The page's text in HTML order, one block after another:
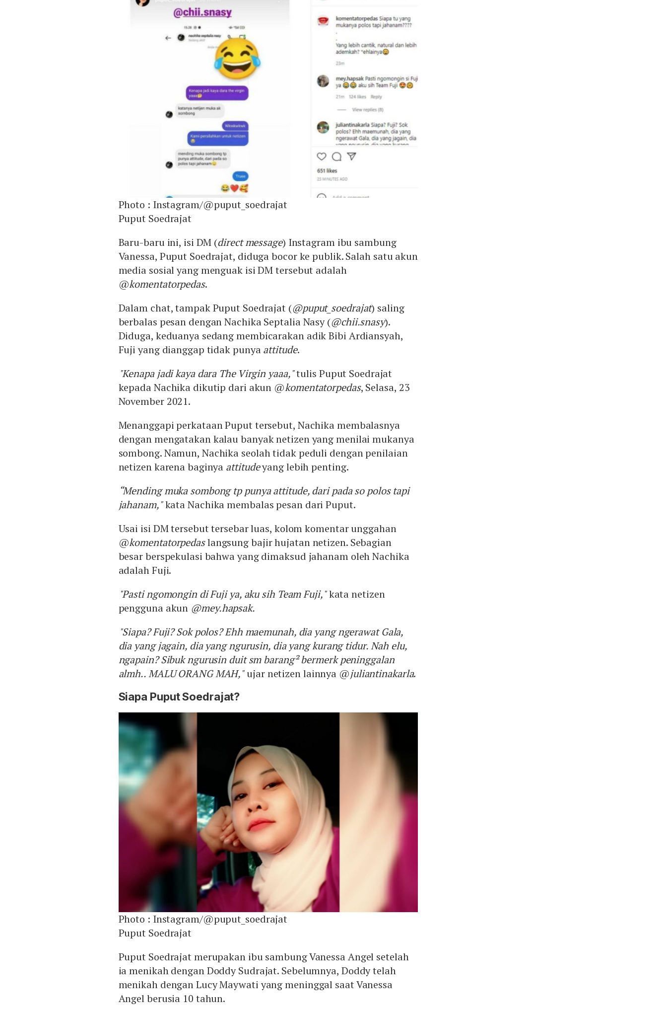
Photo : Instagram/@puput_soedrajat
Puput Soedrajat
Baru-baru ini, isi DM (direct message) Instagram ibu sambung
Vanessa, Puput Soedrajat, diduga bocor ke publik. Salah satu akun
media sosial yang menguak isi DM tersebut adalah
@komentatorpedas.
Dalam chat, tampak Puput Soedrajat (@puput_soedrajat) saling
berbalas pesan dengan Nachika Septalia Nasy (@chii.snasy).
Diduga, keduanya sedang membicarakan adik Bibi Ardiansyah,
Fuji yang dianggap tidak punyaattitude.
"Kenapa jadi kaya dara The Virgin yaaa,"tulis Puput Soedrajat
kepada Nachika dikutip dari akun @komentatorpedas, Selasa, 23
November 2021.
Menanggapi perkataan Puput tersebut, Nachika membalasnya
dengan mengatakan kalau banyak netizen yang menilai mukanya
sombong. Namun, Nachika seolah tidak peduli dengan penilaian
netizen karena baginya attitudeyang lebih penting.
“Mending muka sombong tp punya attitude, dari pada so polos tapi
jahanam,"kata Nachika membalas pesan dari Puput.
Usai isi DM tersebut tersebar luas, kolom komentar unggahan
@komentatorpedaslangsung bajir hujatan netizen. Sebagian
besar berspekulasi bahwa yang dimaksud jahanam oleh Nachika
adalah Fuji.
"Pasti ngomongin di Fuji ya, aku sih Team Fuji,"kata netizen
pengguna akun @mey.hapsak.
"Siapa? Fuji? Sok polos? Ehh maemunah, dia yang ngerawat Gala,
dia yang jagain, dia yang ngurusin, dia yang kurang tidur. Nah elu,
ngapain? Sibuk ngurusin duit sm barang² bermerk peninggalan
almh.. MALU ORANG MAH,"ujar netizen lainnya @juliantinakarla.
Siapa Puput Soedrajat?
Photo : Instagram/@puput_soedrajat
Puput Soedrajat
Puput Soedrajat merupakan ibu sambung Vanessa Angel setelah
ia menikah dengan Doddy Sudrajat. Sebelumnya, Doddy telah
menikah dengan Lucy Maywati yang meninggal saat Vanessa
Angel berusia 10 tahun.